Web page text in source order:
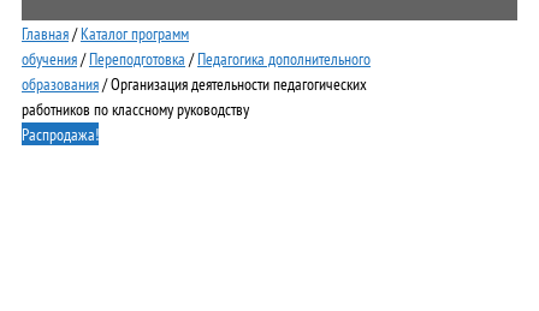
Главная/Каталог программ
обучения/Переподготовка /Педагогика дополнительного
образования/ Организация деятельности педагогических
работников по классному руководству
Распродажа!